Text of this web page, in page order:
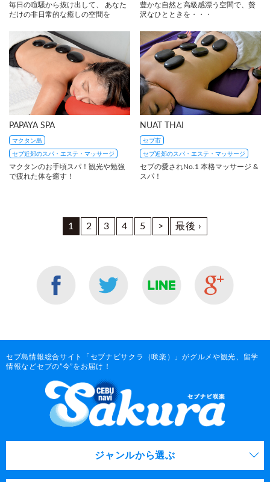
毎日の喧騒から抜け出して、 あなた
だけの非日常的な癒しの空間を
豊かな自然と高級感漂う空間で、贅
沢なひとときを・・・
PAPAYA SPA
マクタン島
セブ近郊のスパ・エステ・マッサージ
マクタンのお手頃スパ！観光や勉強
で疲れた体を癒す！
NUAT THAI
セブ市
セブ近郊のスパ・エステ・マッサージ
セブの愛されNo.1 本格マッサージ &
スパ！
1 2 3 4 5 > 最後 ›
セブ島情報総合サイト「セブナビサクラ（咲楽）」がグルメや観光、留学
情報などセブの”今”をお届け！
ジャンルから選ぶ